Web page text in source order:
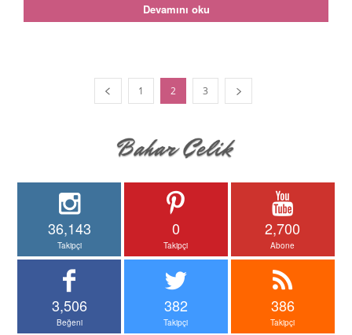
Devamını oku
1 2 3
36,143
Takipçi
0
Takipçi
2,700
Abone
3,506
Beğeni
382
Takipçi
386
Takipçi